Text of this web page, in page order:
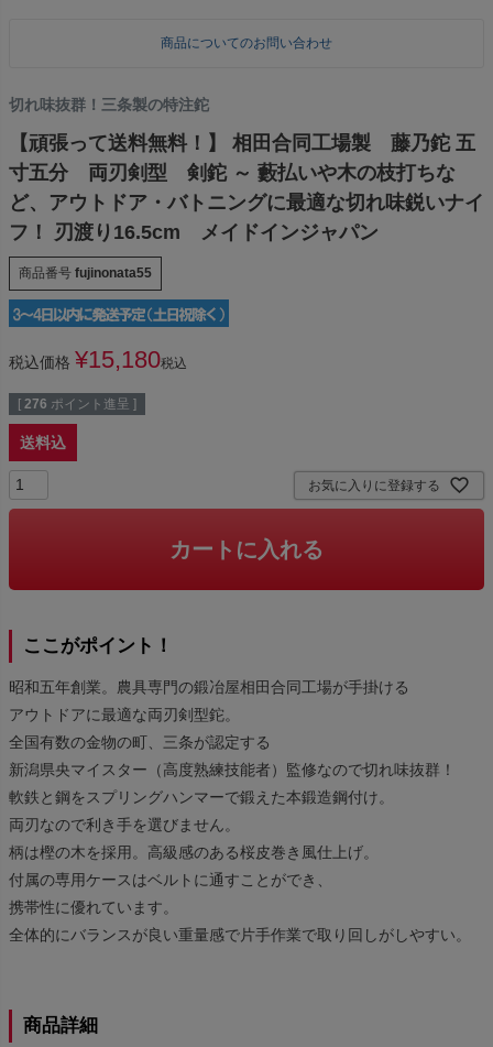
商品についてのお問い合わせ
切れ味抜群！三条製の特注鉈
【頑張って送料無料！】 相田合同工場製 藤乃鉈 五
寸五分 両刃剣型 剣鉈 ～ 藪払いや木の枝打ちな
ど、アウトドア・バトニングに最適な切れ味鋭いナイ
フ！ 刃渡り16.5cm メイドインジャパン
商品番号 fujinonata55
税込価格 ¥15,180税込
[ 276 ポイント進呈 ]
送料込
お気に入りに登録する
カートに入れる
ここがポイント！
昭和五年創業。農具専門の鍛冶屋相田合同工場が手掛ける
アウトドアに最適な両刃剣型鉈。
全国有数の金物の町、三条が認定する
新潟県央マイスター（高度熟練技能者）監修なので切れ味抜群！
軟鉄と鋼をスプリングハンマーで鍛えた本鍛造鋼付け。
両刃なので利き手を選びません。
柄は樫の木を採用。高級感のある桜皮巻き風仕上げ。
付属の専用ケースはベルトに通すことができ、
携帯性に優れています。
全体的にバランスが良い重量感で片手作業で取り回しがしやすい。
商品詳細